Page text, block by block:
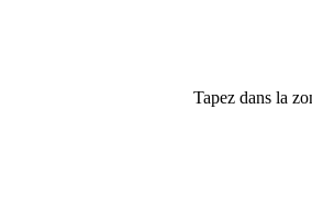
Tapez dans la